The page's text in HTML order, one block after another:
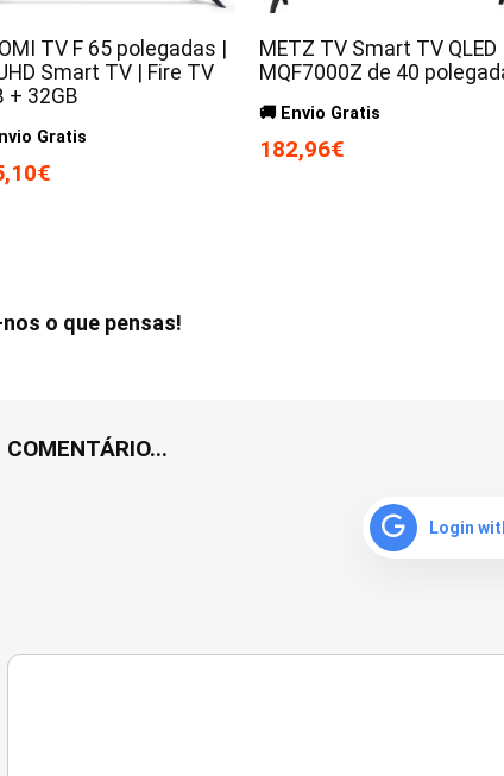
TV F 65 polegadas |
Smart TV | Fire TV
+ 32GB
Gratis
METZ TV Smart TV QLED
MQF7000Z de 40
🚚 Envio Gratis
182,96€
nos o que pensas!
COMENTÁRIO...
Login